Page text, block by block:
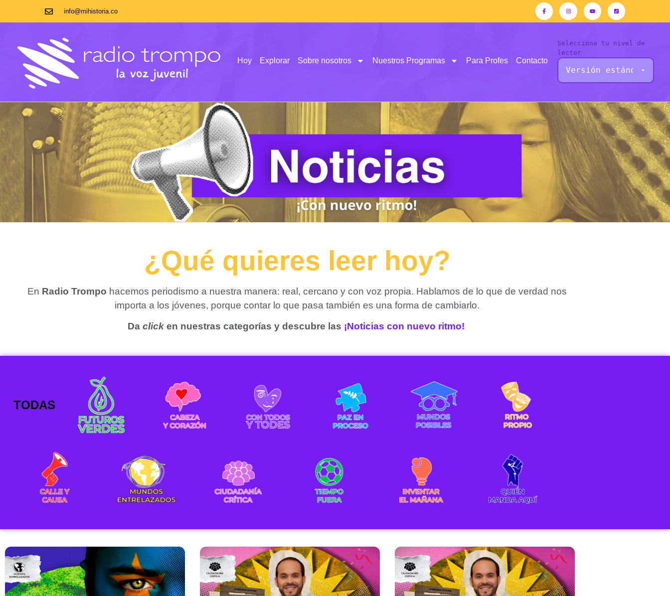
info@mihistoria.co
Hoy Explorar Sobre nosotros Nuestros Programas Para Profes Contacto
Selecciona tu nivel de
lector
¿Qué quieres leer hoy?
En Radio Trompo hacemos periodismo a nuestra manera: real, cercano y con voz propia. Hablamos de lo que de verdad nos
importa a los jóvenes, porque contar lo que pasa también es una forma de cambiarlo.
Da clicken nuestras categorías y descubre las ¡Noticias con nuevo ritmo!
TODAS